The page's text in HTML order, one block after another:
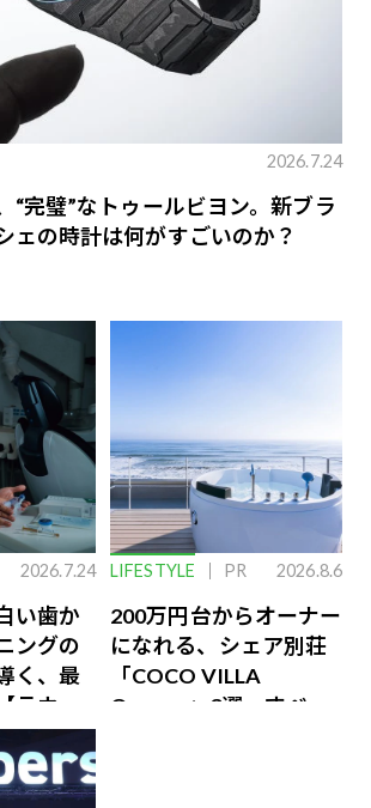
2026.7.24
“完璧”なトゥールビヨン。新ブラ
ェの時計は何がすごいのか？
2026.7.24
い歯か
ングの
く、最
ラウン
】
LIFESTYLE PR 2026.8.6
200万円台からオーナー
になれる、シェア別荘
「COCO VILLA
Owners」3選。すべて